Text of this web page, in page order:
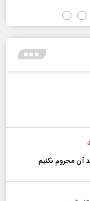
آن محروم نکنیم